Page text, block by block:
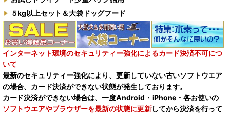
５kg以上セット＆大袋ドッグフード
インターネット環境のセキュリティー強化によるカード決済不可につ
いて
最新のセキュリティー強化により、更新していない古いソフトウエア
の場合、カード決済ができない状態が発生しております。
カード決済ができない場合は、一度Android・iPhone・各お使いの
ソフトウエアやブラウザーを最新の状態に更新してから決済を行って